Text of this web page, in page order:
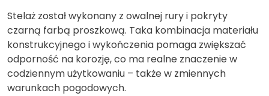
Stelaż został wykonany z owalnej rury i pokryty
czarną farbą proszkową. Taka kombinacja materiału
konstrukcyjnego i wykończenia pomaga zwiększać
odporność na korozję, co ma realne znaczenie w
codziennym użytkowaniu – także w zmiennych
warunkach pogodowych.